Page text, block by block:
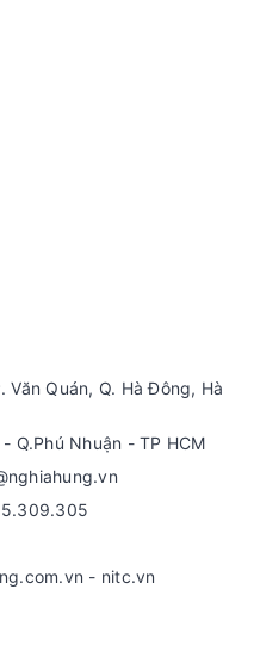
Quán, Q. Hà Đông, Hà
Q.Phú Nhuận - TP HCM
- nitc.vn